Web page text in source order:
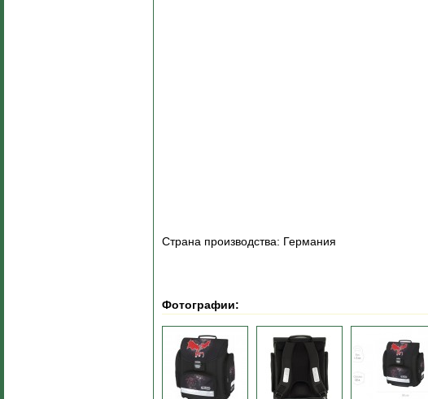
Страна производства: Германия
Фотографии: